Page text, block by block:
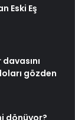
Eski Eş
gözden